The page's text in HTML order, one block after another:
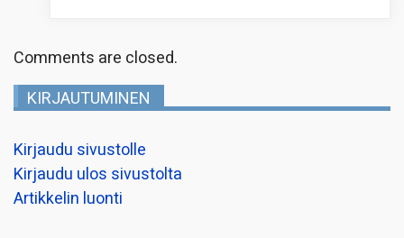
Comments are closed.
KIRJAUTUMINEN
Kirjaudu sivustolle
Kirjaudu ulos sivustolta
Artikkelin luonti